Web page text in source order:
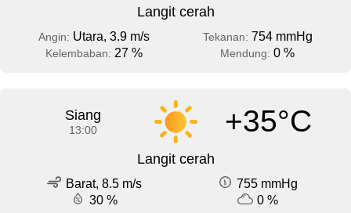
Langit cerah
Angin: Utara, 3.9 m/s Tekanan: 754 mmHg
Kelembaban: 27 % Mendung: 0 %
Siang
13:00 +35°C
Langit cerah
Barat, 8.5 m/s
755 mmHg
30 %
0 %